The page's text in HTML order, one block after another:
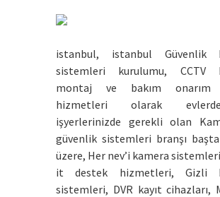
istanbul, istanbul Güvenlik
sistemleri kurulumu, CCTV
montaj ve bakım onarım
hizmetleri olarak
işyerlerinizde gerekli olan
güvenlik sistemleri branşı
üzere, Her nev’i kamera
it destek hizmetleri, Gizli
sistemleri, DVR kayıt cihazları,